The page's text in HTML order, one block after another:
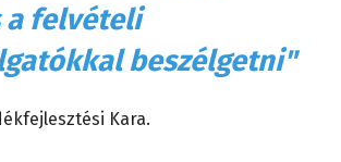
a felvételi
beszélgetni"
Kara.